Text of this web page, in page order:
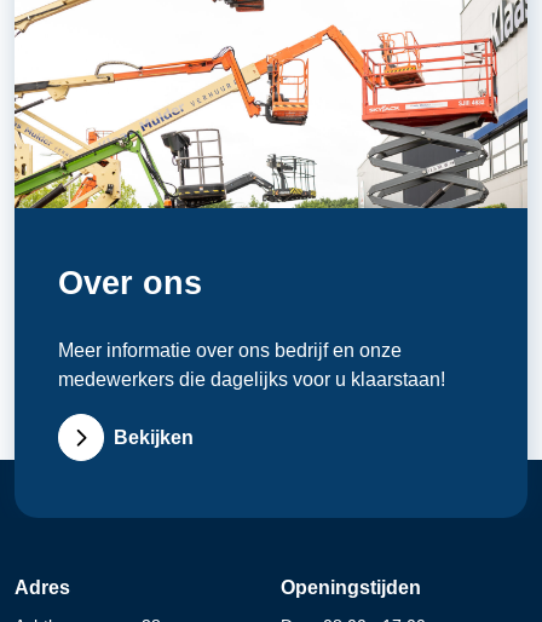
Over ons
Meer informatie over ons bedrijf en onze
medewerkers die dagelijks voor u klaarstaan!
Bekijken
Adres Openingstijden